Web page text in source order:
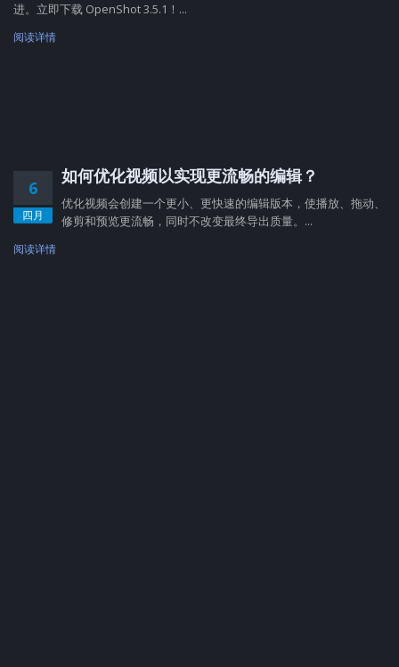
进。立即下载 OpenShot 3.5.1！...
阅读详情
6
四月
如何优化视频以实现更流畅的编辑？
优化视频会创建一个更小、更快速的编辑版本，使播放、拖动、
修剪和预览更流畅，同时不改变最终导出质量。...
阅读详情